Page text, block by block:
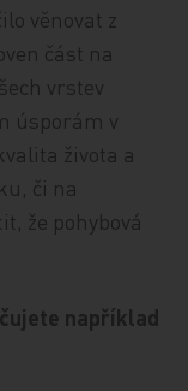
věnovat z
část na
vrstev
úsporám v
života a
či na
že pohybová
například